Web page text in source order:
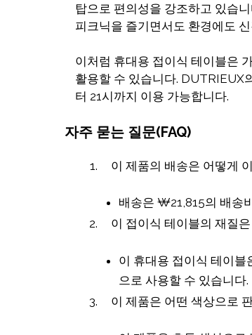
탑으로 편의성을 강조하고 있습
피크닉을 즐기면서도 환경에도
이처럼 휴대용 접이식 테이블은
활용할 수 있습니다. DUTRIEUX
터 21시까지 이용 가능합니다.
자주 묻는 질문(FAQ)
이 제품의 배송은 어떻게
배송은 ₩21,815의 배송
이 접이식 테이블의 재질
이 휴대용 접이식 테이블
으로 사용할 수 있습니다.
이 제품은 어떤 색상으로